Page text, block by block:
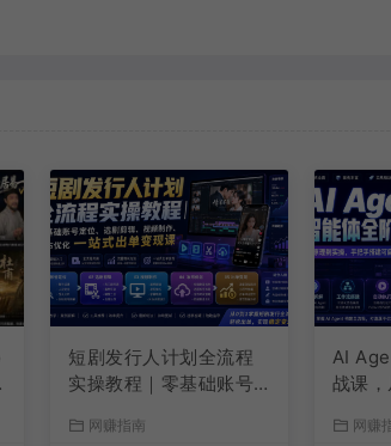
短剧发行人计划全流程
实操教程｜零基础账号
制作、发布优化一站式
网赚指南
AI
战课，
的AI网赚